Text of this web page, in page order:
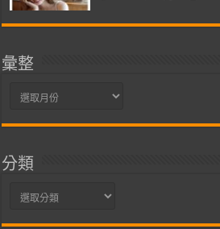
彙整
彙
分類
分